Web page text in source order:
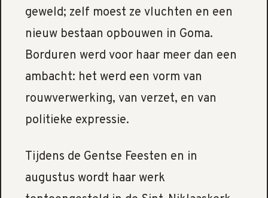
geweld; zelf moest ze vluchten en een
nieuw bestaan opbouwen in Goma.
Borduren werd voor haar meer dan een
ambacht: het werd een vorm van
rouwverwerking, van verzet, en van
politieke expressie.
Tijdens de Gentse Feesten en in
augustus wordt haar werk